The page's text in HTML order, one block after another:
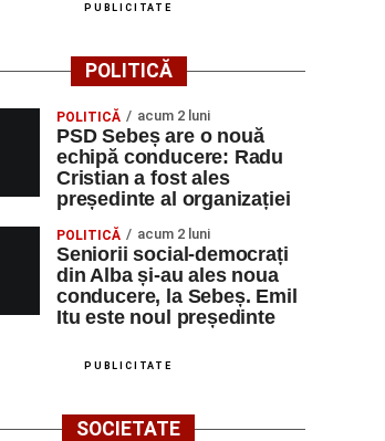
PUBLICITATE
POLITICĂ
POLITICĂ acum 2 luni
PSD Sebeș are o nouă
echipă conducere: Radu
Cristian a fost ales
președinte al organizației
POLITICĂ acum 2 luni
Seniorii social-democrați
din Alba și-au ales noua
conducere, la Sebeș. Emil
Itu este noul președinte
PUBLICITATE
SOCIETATE